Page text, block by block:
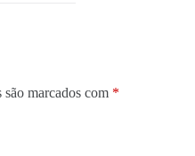
marcados com *